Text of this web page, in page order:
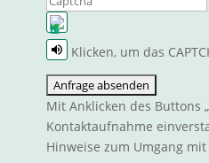
Klicken, um das
Dieses
CAPTCHA
hilft
sicherzustellen,
dass
Mit Anklicken des Buttons
Kontaktaufnahme
Hinweise zum Umgang